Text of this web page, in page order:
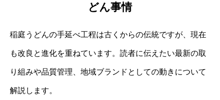
どん事情
稲庭うどんの手延べ工程は古くからの伝統ですが、現在
も改良と進化を重ねています。読者に伝えたい最新の取
り組みや品質管理、地域ブランドとしての動きについて
解説します。